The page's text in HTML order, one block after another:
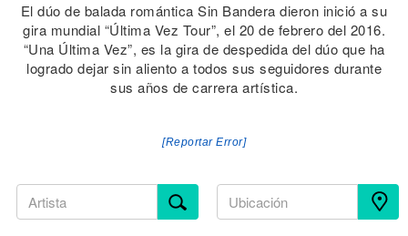
El dúo de balada romántica Sin Bandera dieron inició a su
gira mundial “Última Vez Tour”, el 20 de febrero del 2016.
“Una Última Vez”, es la gira de despedida del dúo que ha
logrado dejar sin aliento a todos sus seguidores durante
sus años de carrera artística.
[Reportar Error]